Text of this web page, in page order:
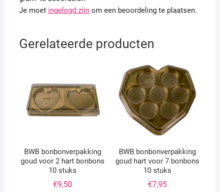
Je moet ingelogd zijnom een beoordeling te plaatsen.
Gerelateerde producten
BWB bonbonverpakking
goud voor 2 hart bonbons
10 stuks
€9,50
BWB bonbonverpakking
goud hart voor 7 bonbons
10 stuks
€7,95